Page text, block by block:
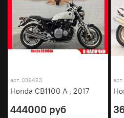
арт. 038423
Honda CB1100 A , 2017
444000 руб
арт.